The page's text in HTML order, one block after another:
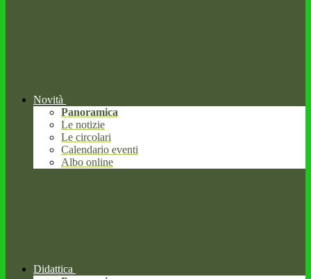
Novità
Panoramica
Le notizie
Le circolari
Calendario eventi
Albo online
Didattica